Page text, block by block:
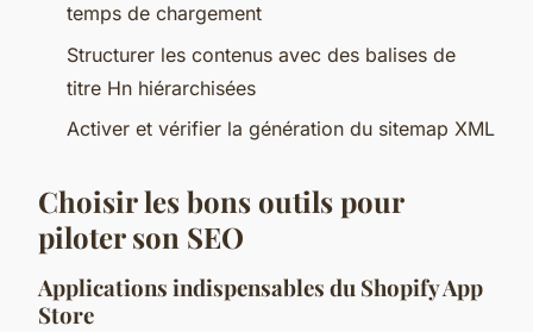
temps de chargement
Structurer les contenus avec des balises de
titre Hn hiérarchisées
Activer et vérifier la génération du sitemap XML
Choisir les bons outils pour
piloter son SEO
Applications indispensables du Shopify App
Store